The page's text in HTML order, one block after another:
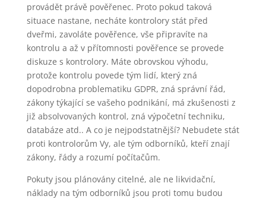
provádět právě pověřenec. Proto pokud taková
situace nastane, necháte kontrolory stát před
dveřmi, zavoláte pověřence, vše připravíte na
kontrolu a až v přítomnosti pověřence se provede
diskuze s kontrolory. Máte obrovskou výhodu,
protože kontrolu povede tým lidí, který zná
dopodrobna problematiku GDPR, zná správní řád,
zákony týkající se vašeho podnikání, má zkušenosti z
již absolvovaných kontrol, zná výpočetní techniku,
databáze atd.. A co je nejpodstatnější? Nebudete stát
proti kontrolorům Vy, ale tým odborníků, kteří znají
zákony, řády a rozumí počítačům.
Pokuty jsou plánovány citelné, ale ne likvidační,
náklady na tým odborníků jsou proti tomu budou